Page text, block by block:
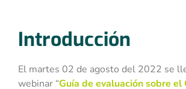
Introducción
El martes 02 de agosto del 2022 se
webinar “Guía de evaluación sobre el